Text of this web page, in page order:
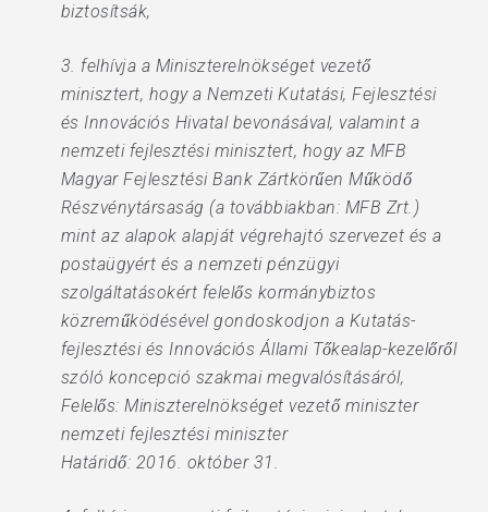
biztosítsák,
3. felhívja a Miniszterelnökséget vezető
minisztert, hogy a Nemzeti Kutatási, Fejlesztési
és Innovációs Hivatal bevonásával, valamint a
nemzeti fejlesztési minisztert, hogy az MFB
Magyar Fejlesztési Bank Zártkörűen Működő
Részvénytársaság (a továbbiakban: MFB Zrt.)
mint az alapok alapját végrehajtó szervezet és a
postaügyért és a nemzeti pénzügyi
szolgáltatásokért felelős kormánybiztos
közreműködésével gondoskodjon a Kutatás-
fejlesztési és Innovációs Állami Tőkealap-kezelőről
szóló koncepció szakmai megvalósításáról,
Felelős: Miniszterelnökséget vezető miniszter
nemzeti fejlesztési miniszter
Határidő: 2016. október 31.